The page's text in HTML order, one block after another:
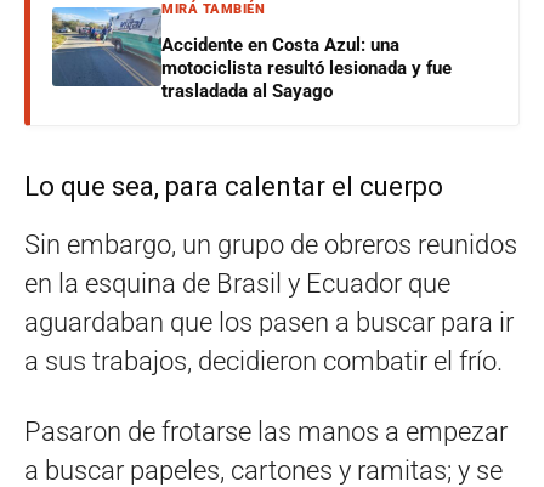
MIRÁ TAMBIÉN
Accidente en Costa Azul: una
motociclista resultó lesionada y fue
trasladada al Sayago
Lo que sea, para calentar el cuerpo
Sin embargo, un grupo de obreros reunidos
en la esquina de Brasil y Ecuador que
aguardaban que los pasen a buscar para ir
a sus trabajos, decidieron combatir el frío.
Pasaron de frotarse las manos a empezar
a buscar papeles, cartones y ramitas; y se